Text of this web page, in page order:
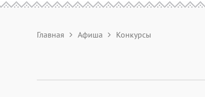
Главная Афиша Конкурсы